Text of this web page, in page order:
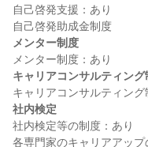
自己啓発支援：あり
メンター制度
キャリアコンサルティング
社内検定
社内検定等の制度：あり